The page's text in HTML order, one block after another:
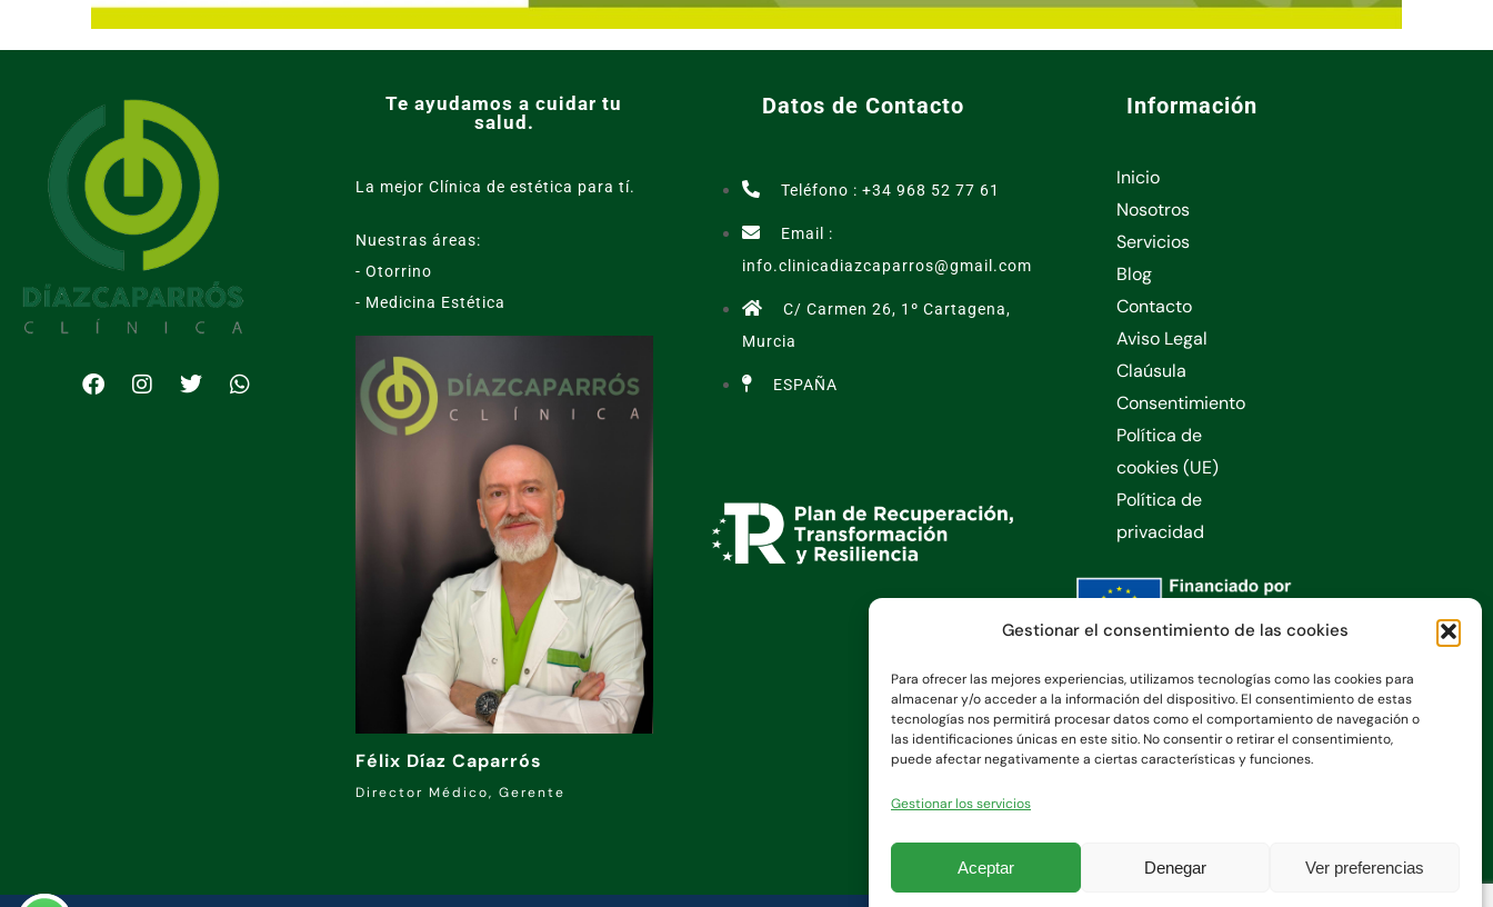
Gestionar el consentimiento de las cookies
Para ofrecer las mejores experiencias, utilizamos tecnologías como las cookies para
almacenar y/o acceder a la información del dispositivo. El consentimiento de estas
tecnologías nos permitirá procesar datos como el comportamiento de navegación o
las identificaciones únicas en este sitio. No consentir o retirar el consentimiento,
puede afectar negativamente a ciertas características y funciones.
Gestionar los servicios
Aceptar Denegar Ver preferencias
Te ayudamos a cuidar tu
salud.
La mejor Clínica de estética para tí.
Nuestras áreas:
- Otorrino
- Medicina Estética
Félix Díaz Caparrós
Director Médico, Gerente
Datos de Contacto
Teléfono : +34 968 52 77 61
Email :
info.clinicadiazcaparros@gmail.com
C/ Carmen 26, 1º Cartagena,
Murcia
ESPAÑA
Información
Inicio
Nosotros
Servicios
Blog
Contacto
Aviso Legal
Claúsula
Consentimiento
Política de
cookies (UE)
Política de
privacidad